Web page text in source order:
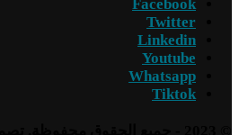
Facebook
Twitter
Linkedin
Youtube
Whatsapp
Tiktok